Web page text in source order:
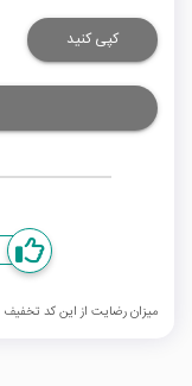
کپی کنید
میزان رضایت از این کد تخفیف